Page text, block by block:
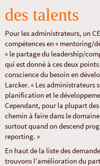
des talents
Pour les administrateurs, un
compétences en « mentoring/
« le partage du leadership/
qui est donné à ces deux
conscience du besoin en
Larcker. « Les administrateurs
planification et le
Cependant, pour la plupart
chemin à faire dans le
surtout quand on descend
reporting. »
En haut de la liste des
trouvons l’amélioration du